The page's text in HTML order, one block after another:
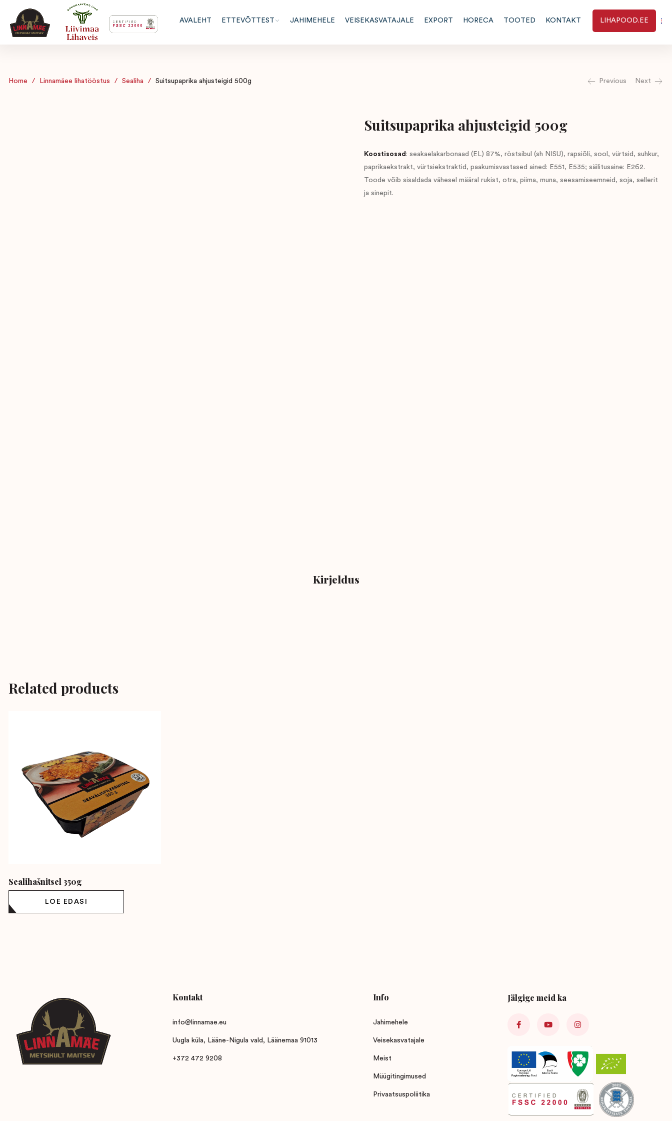
AVALEHT ETTEVÕTTEST JAHIMEHELE VEISEKASVATAJALE EXPORT HORECA TOOTED KONTAKT LIHAPOOD.EE
Home / Linnamäee lihatööstus / Sealiha / Suitsupaprika ahjusteigid 500g Previous Next
Suitsupaprika ahjusteigid 500g
Koostisosad : seakaelakarbonaad (EL) 87%, röstsibul (sh NISU), rapsiõli, sool, vürtsid, suhkur,
paprikaekstrakt, vürtsiekstraktid, paakumisvastased ained: E551, E535; säilitusaine: E262.
Toode võib sisaldada vähesel määral rukist, otra, piima, muna, seesamiseemneid, soja, sellerit
ja sinepit.
Kirjeldus
Related products
Sealihašnitsel 350g
LOE EDASI
Kontakt
info@linnamae.eu
Uugla küla, Lääne-Nigula vald, Läänemaa 91013
+372 472 9208
Info
Jahimehele
Veisekasvatajale
Meist
Müügitingimused
Privaatsuspoliitika
Jälgige meid ka